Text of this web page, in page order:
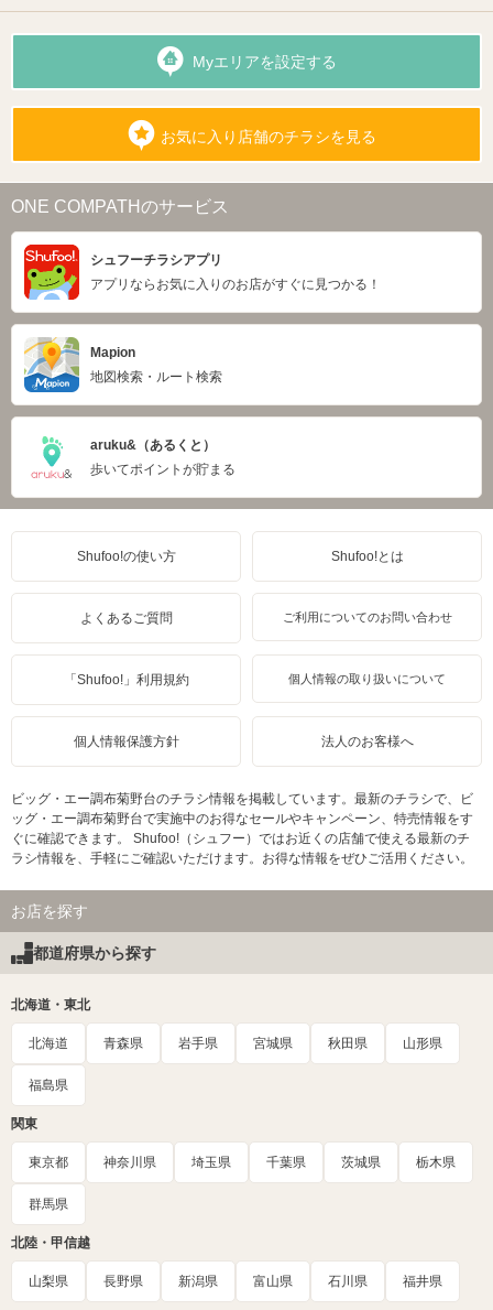
Myエリアを設定する
お気に入り店舗のチラシを見る
ONE COMPATHのサービス
シュフーチラシアプリ
アプリならお気に入りのお店がすぐに見つかる！
Mapion
地図検索・ルート検索
aruku&（あるくと）
歩いてポイントが貯まる
Shufoo!の使い方 Shufoo!とは
よくあるご質問 ご利用についてのお問い合わせ
「Shufoo!」利用規約 個人情報の取り扱いについて
個人情報保護方針 法人のお客様へ
ビッグ・エー調布菊野台のチラシ情報を掲載しています。最新のチラシで、ビ
ッグ・エー調布菊野台で実施中のお得なセールやキャンペーン、特売情報をす
ぐに確認できます。 Shufoo!（シュフー）ではお近くの店舗で使える最新のチ
ラシ情報を、手軽にご確認いただけます。お得な情報をぜひご活用ください。
お店を探す
都道府県から探す
北海道・東北
北海道 青森県 岩手県 宮城県 秋田県 山形県
福島県
関東
東京都 神奈川県 埼玉県 千葉県 茨城県 栃木県
群馬県
北陸・甲信越
山梨県 長野県 新潟県 富山県 石川県 福井県